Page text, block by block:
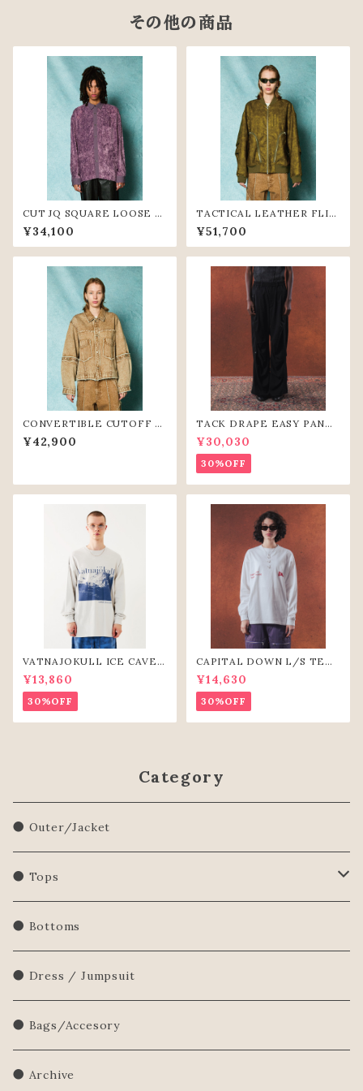
その他の商品
CUT JQ SQUARE LOOSE S
HIRTS (PPL)
¥34,100
TACTICAL LEATHER FLIG
HT JACKET (YLW)
¥51,700
CONVERTIBLE CUTOFF D
ENIM JACKET（BGE）
¥42,900
TACK DRAPE EASY PANTS
(BLK)
¥30,030
30%OFF
VATNAJOKULL ICE CAVE
L/S TEE(L.GRY)
¥13,860
30%OFF
CAPITAL DOWN L/S TEE
（WHT）
¥14,630
30%OFF
Category
● Outer/Jacket
● Tops
Shirts/Blouse
Sweatershirt
Sweater
● Bottoms
● Dress / Jumpsuit
● Bags/Accesory
● Archive